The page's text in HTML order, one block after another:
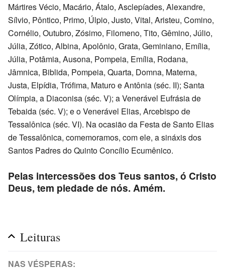
Mártires Vécio, Macário, Átalo, Asclepíades, Alexandre,
Sílvio, Pôntico, Primo, Úlpio, Justo, Vital, Aristeu, Comino,
Cornélio, Outubro, Zósimo, Filomeno, Tito, Gêmino, Júlio,
Júlia, Zótico, Albina, Apolônio, Grata, Geminiano, Emília,
Júlia, Potâmia, Ausona, Pompeia, Emília, Rodana,
Jâmnica, Biblida, Pompeia, Quarta, Domna, Materna,
Justa, Elpídia, Trófima, Maturo e Antônia (séc. II); Santa
Olímpia, a Diaconisa (séc. V); a Venerável Eufrásia de
Tebaida (séc. V); e o Venerável Elias, Arcebispo de
Tessalônica (séc. VI). Na ocasião da Festa de Santo Elias
de Tessalônica, comemoramos, com ele, a sináxis dos
Santos Padres do Quinto Concílio Ecumênico.
Pelas intercessões dos Teus santos, ó Cristo
Deus, tem piedade de nós. Amém.
Leituras
NAS VÉSPERAS: